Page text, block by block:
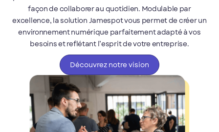
façon de collaborer au quotidien. Modulable par
excellence, la solution Jamespot vous permet de créer un
environnement numérique parfaitement adapté à vos
besoins et reflétant l’esprit de votre entreprise.
Découvrez notre vision